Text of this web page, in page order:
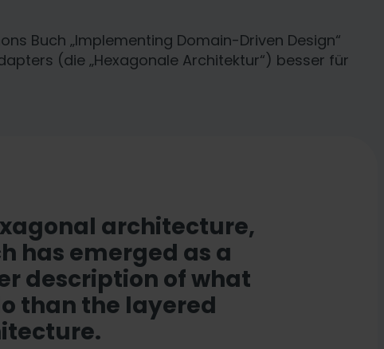
Buch „Implementing Domain-Driven Design“
(die „Hexagonale Architektur“) besser für
architecture,
has emerged as a
description of what
than the layered